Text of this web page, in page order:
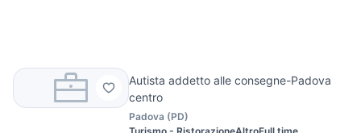
Autista addetto alle consegne-Padova
centro
Padova (PD)